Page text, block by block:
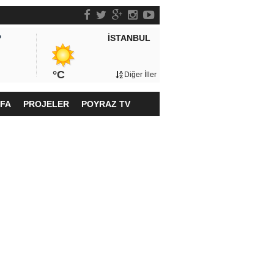
İSTANBUL
°C Diğer İller
PROJELER POYRAZ TV